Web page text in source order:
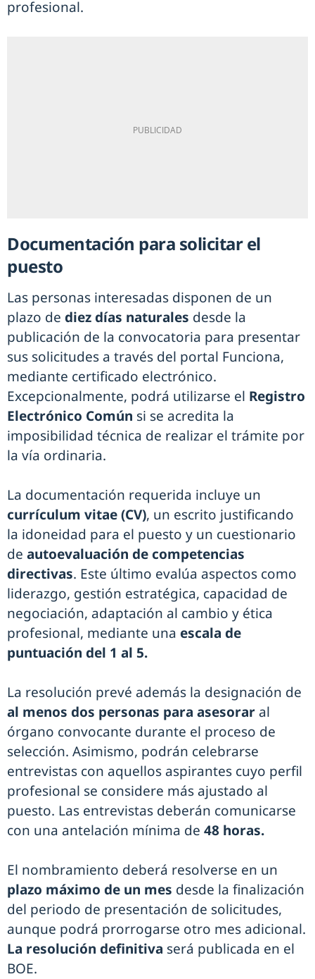
profesional.
Documentación para solicitar el
puesto
Las personas interesadas disponen de un
plazo de diez días naturales desde la
publicación de la convocatoria para presentar
sus solicitudes a través del portal Funciona,
mediante certificado electrónico.
Excepcionalmente, podrá utilizarse el Registro
Electrónico Común si se acredita la
imposibilidad técnica de realizar el trámite por
la vía ordinaria.
La documentación requerida incluye un
currículum vitae (CV), un escrito justificando
la idoneidad para el puesto y un cuestionario
de autoevaluación de competencias
directivas. Este último evalúa aspectos como
liderazgo, gestión estratégica, capacidad de
negociación, adaptación al cambio y ética
profesional, mediante una escala de
puntuación del 1 al 5.
La resolución prevé además la designación de
al menos dos personas para asesorar al
órgano convocante durante el proceso de
selección. Asimismo, podrán celebrarse
entrevistas con aquellos aspirantes cuyo perfil
profesional se considere más ajustado al
puesto. Las entrevistas deberán comunicarse
con una antelación mínima de 48 horas.
El nombramiento deberá resolverse en un
plazo máximo de un mes desde la finalización
del periodo de presentación de solicitudes,
aunque podrá prorrogarse otro mes adicional.
La resolución definitiva será publicada en el
BOE.